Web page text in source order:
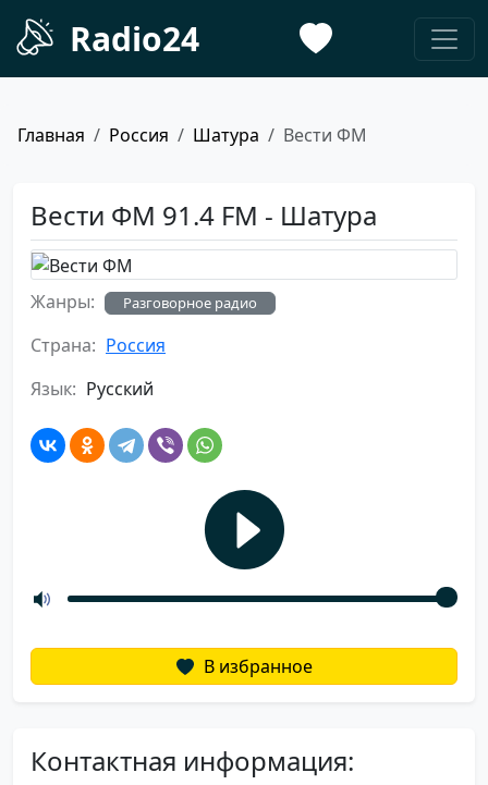
Radio24
Главная Россия Шатура Вести ФМ
Вести ФМ 91.4 FM - Шатура
Жанры: Разговорное радио
Страна: Россия
Язык: Русский
В избранное
Контактная информация: